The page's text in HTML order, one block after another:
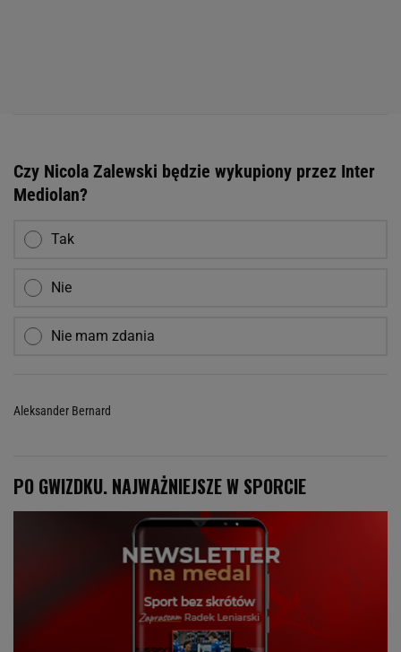
Czy Nicola Zalewski będzie wykupiony przez Inter
Mediolan?
Tak
Nie
Nie mam zdania
Aleksander Bernard